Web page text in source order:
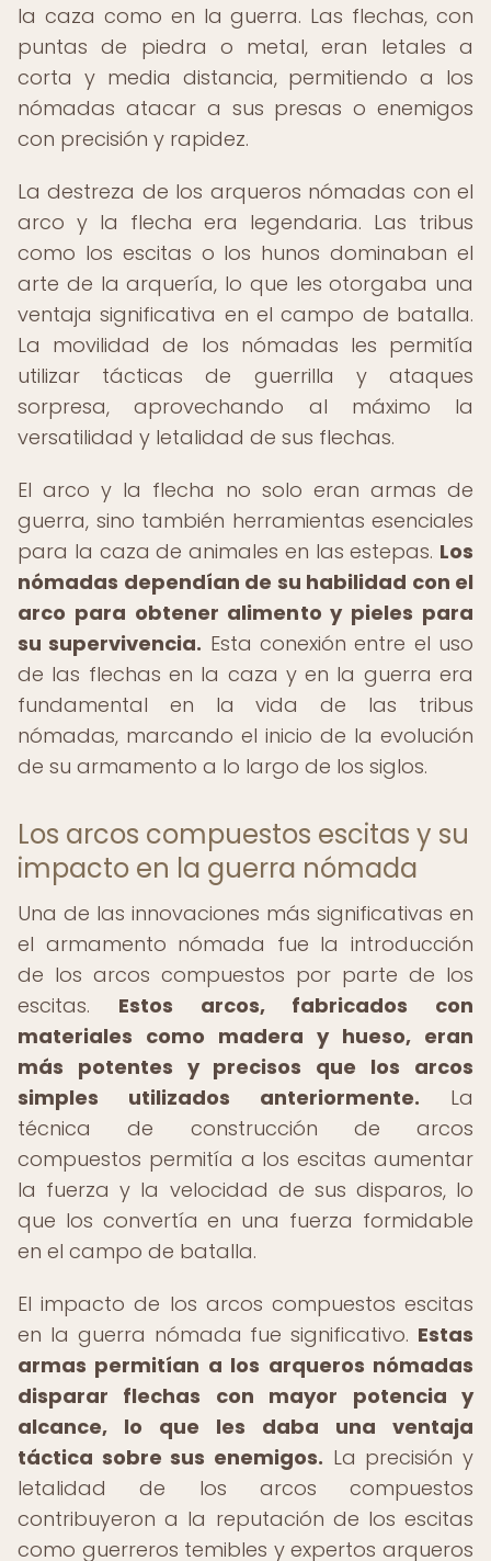
la caza como en la guerra. Las flechas, con
puntas de piedra o metal, eran letales a
corta y media distancia, permitiendo a los
nómadas atacar a sus presas o enemigos
con precisión y rapidez.
La destreza de los arqueros nómadas con el
arco y la flecha era legendaria. Las tribus
como los escitas o los hunos dominaban el
arte de la arquería, lo que les otorgaba una
ventaja significativa en el campo de batalla.
La movilidad de los nómadas les permitía
utilizar tácticas de guerrilla y ataques
sorpresa, aprovechando al máximo la
versatilidad y letalidad de sus flechas.
El arco y la flecha no solo eran armas de
guerra, sino también herramientas esenciales
para la caza de animales en las estepas. Los
nómadas dependían de su habilidad con el
arco para obtener alimento y pieles para
su supervivencia. Esta conexión entre el uso
de las flechas en la caza y en la guerra era
fundamental en la vida de las tribus
nómadas, marcando el inicio de la evolución
de su armamento a lo largo de los siglos.
Los arcos compuestos escitas y su
impacto en la guerra nómada
Una de las innovaciones más significativas en
el armamento nómada fue la introducción
de los arcos compuestos por parte de los
escitas. Estos arcos, fabricados con
materiales como madera y hueso, eran
más potentes y precisos que los arcos
simples utilizados anteriormente. La
técnica de construcción de arcos
compuestos permitía a los escitas aumentar
la fuerza y la velocidad de sus disparos, lo
que los convertía en una fuerza formidable
en el campo de batalla.
El impacto de los arcos compuestos escitas
en la guerra nómada fue significativo. Estas
armas permitían a los arqueros nómadas
disparar flechas con mayor potencia y
alcance, lo que les daba una ventaja
táctica sobre sus enemigos. La precisión y
letalidad de los arcos compuestos
contribuyeron a la reputación de los escitas
como guerreros temibles y expertos arqueros